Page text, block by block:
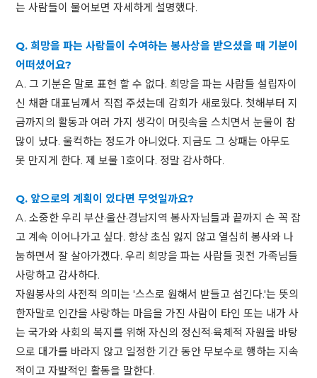
는 사람들이 물어보면 자세하게 설명했다.
Q. 희망을 파는 사람들이 수여하는 봉사상을 받으셨을 때 기분이
어떠셨어요?
A. 그 기분은 말로 표현 할 수 없다. 희망을 파는 사람들 설립자이
신 채환 대표님께서 직접 주셨는데 감회가 새로웠다. 첫해부터 지
금까지의 활동과 여러 가지 생각이 머릿속을 스치면서 눈물이 참
많이 났다. 울컥하는 정도가 아니었다. 지금도 그 상패는 아무도
못 만지게 한다. 제 보물 1호이다. 정말 감사하다.
Q. 앞으로의 계획이 있다면 무엇일까요?
A. 소중한 우리 부산·울산·경남지역 봉사자님들과 끝까지 손 꼭 잡
고 계속 이어나가고 싶다. 항상 초심 잃지 않고 열심히 봉사와 나
눔하면서 잘 살아가겠다. 우리 희망을 파는 사람들 귓전 가족님들
사랑하고 감사하다.
자원봉사의 사전적 의미는 '스스로 원해서 받들고 섬긴다.'는 뜻의
한자말로 인간을 사랑하는 마음을 가진 사람이 타인 또는 내가 사
는 국가와 사회의 복지를 위해 자신의 정신적·육체적 자원을 바탕
으로 대가를 바라지 않고 일정한 기간 동안 무보수로 행하는 지속
적이고 자발적인 활동을 말한다.